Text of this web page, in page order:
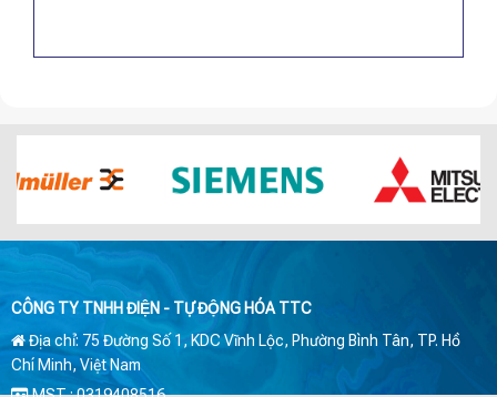
CÔNG TY TNHH ĐIỆN - TỰ ĐỘNG HÓA TTC
Địa chỉ: 75 Đường Số 1, KDC Vĩnh Lộc, Phường Bình Tân, TP. Hồ
Chí Minh, Việt Nam